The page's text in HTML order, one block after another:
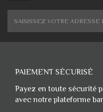
PAIEMENT SÉCURISÉ
Payez en toute sécurité
avec notre plateforme